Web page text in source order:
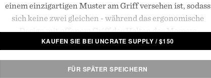
einem einzigartigen Muster am Griff versehen ist, sodass
sich keine zwei gleichen - während das ergonomische
Design mit offenem Griff das Halten des Messers
ermöglicht Direkt am Gleichgewichtspunkt für einen
Härte von 58 - so dass es schärfer ist als die meisten seiner
KAUFEN SIE BEI UNCRATE SUPPLY /$150
FÜR SPÄTER SPEICHERN